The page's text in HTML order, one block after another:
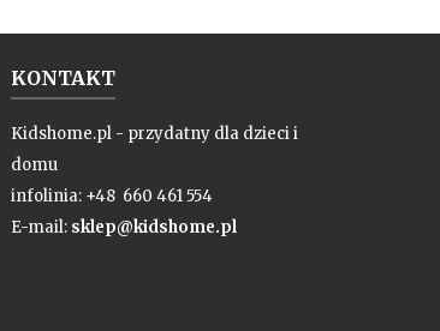
KONTAKT
Kidshome.pl - przydatny dla dzieci i
domu
infolinia: +48 660 461 554
E-mail: sklep@kidshome.pl